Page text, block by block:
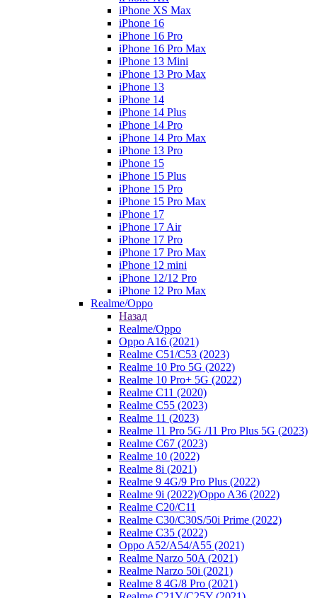
iPhone XS Max
iPhone 16
iPhone 16 Pro
iPhone 16 Pro Max
iPhone 13 Mini
iPhone 13 Pro Max
iPhone 13
iPhone 14
iPhone 14 Plus
iPhone 14 Pro
iPhone 14 Pro Max
iPhone 13 Pro
iPhone 15
iPhone 15 Plus
iPhone 15 Pro
iPhone 15 Pro Max
iPhone 17
iPhone 17 Air
iPhone 17 Pro
iPhone 17 Pro Max
iPhone 12 mini
iPhone 12/12 Pro
iPhone 12 Pro Max
Realme/Oppo
Назад
Realme/Oppo
Oppo A16 (2021)
Realme C51/C53 (2023)
Realme 10 Pro 5G (2022)
Realme 10 Pro+ 5G (2022)
Realme C11 (2020)
Realme C55 (2023)
Realme 11 (2023)
Realme 11 Pro 5G /11 Pro Plus 5G (2023)
Realme C67 (2023)
Realme 10 (2022)
Realme 8i (2021)
Realme 9 4G/9 Pro Plus (2022)
Realme 9i (2022)/Oppo A36 (2022)
Realme C20/C11
Realme C30/C30S/50i Prime (2022)
Realme C35 (2022)
Oppo A52/A54/A55 (2021)
Realme Narzo 50A (2021)
Realme Narzo 50i (2021)
Realme 8 4G/8 Pro (2021)